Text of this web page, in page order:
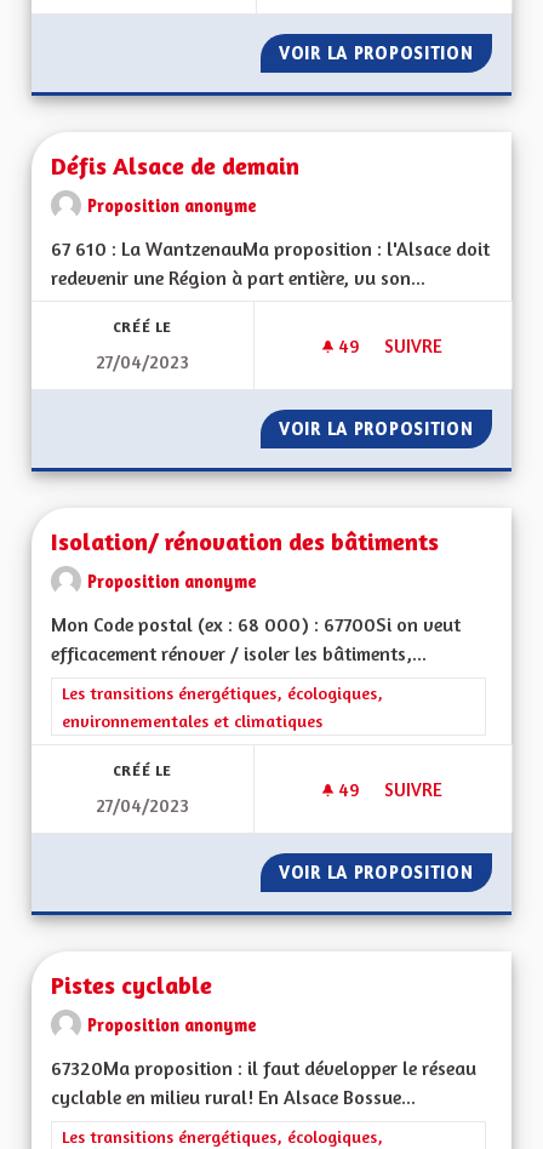
VOIR LA PROPOSITION USER
Défis Alsace de demain
Proposition anonyme
67 610 : La WantzenauMa proposition : l'Alsace doit
redevenir une Région à part entière, vu son...
CRÉÉ LE
27/04/2023
49 49 ABONNÉS
SUIVRE
VOIR LA PROPOSITION DÉFIS
Isolation/ rénovation des bâtiments
Proposition anonyme
Mon Code postal (ex : 68 000) : 67700Si on veut
efficacement rénover / isoler les bâtiments,...
Filtrer les résultats de la catégorie : Les transitions
Les transitions énergétiques, écologiques,
environnementales et climatiques
CRÉÉ LE
27/04/2023
49 49 ABONNÉS
SUIVRE
VOIR LA PROPOSITION
Pistes cyclable
Proposition anonyme
67320Ma proposition : il faut développer le réseau
cyclable en milieu rural! En Alsace Bossue...
Filtrer les résultats de la catégorie : Les transitions
Les transitions énergétiques, écologiques,